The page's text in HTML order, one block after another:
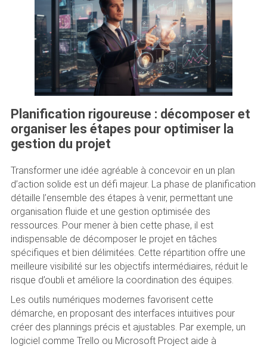
Planification rigoureuse : décomposer et
organiser les étapes pour optimiser la
gestion du projet
Transformer une idée agréable à concevoir en un plan
d’action solide est un défi majeur. La phase de planification
détaille l’ensemble des étapes à venir, permettant une
organisation fluide et une gestion optimisée des
ressources. Pour mener à bien cette phase, il est
indispensable de décomposer le projet en tâches
spécifiques et bien délimitées. Cette répartition offre une
meilleure visibilité sur les objectifs intermédiaires, réduit le
risque d’oubli et améliore la coordination des équipes.
Les outils numériques modernes favorisent cette
démarche, en proposant des interfaces intuitives pour
créer des plannings précis et ajustables. Par exemple, un
logiciel comme Trello ou Microsoft Project aide à